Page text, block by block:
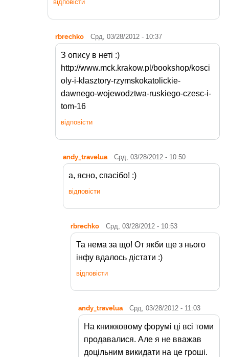
відповісти
rbrechko Срд, 03/28/2012 - 10:37
З опису в неті :)
http://www.mck.krakow.pl/bookshop/kosci
oly-i-klasztory-rzymskokatolickie-
dawnego-wojewodztwa-ruskiego-czesc-i-
tom-16
відповісти
andy_travelua Срд, 03/28/2012 - 10:50
а, ясно, спасібо! :)
відповісти
rbrechko Срд, 03/28/2012 - 10:53
Та нема за що! От якби ще з нього
інфу вдалось дістати :)
відповісти
andy_travelua Срд, 03/28/2012 - 11:03
На книжковому форумі ці всі томи
продавалися. Але я не вважав
доцільним викидати на це гроші.